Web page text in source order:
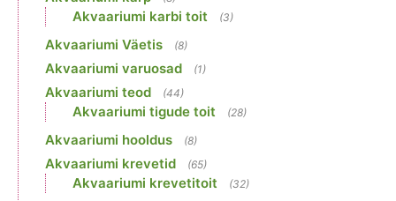
Akvaariumi karbi toit (3)
Akvaariumi Väetis (8)
Akvaariumi varuosad (1)
Akvaariumi teod (44)
Akvaariumi tigude toit (28)
Akvaariumi hooldus (8)
Akvaariumi krevetid (65)
Akvaariumi krevetitoit (32)